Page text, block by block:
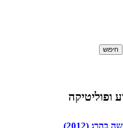
חיפוש
ופוליטיקה
(2012)